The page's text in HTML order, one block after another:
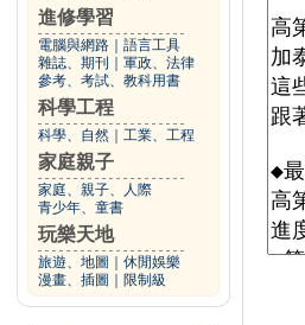
進修學習
電腦與網路
語言工具
雜誌、期刊
軍政、法律
參考、考試、教科用書
科學工程
科學、自然 工業、工程
家庭親子
家庭、親子、人際
青少年、童書
玩樂天地
旅遊、地圖
休閒娛樂
漫畫、插圖
限制級